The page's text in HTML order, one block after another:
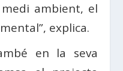
ambient, el
explica.
en la seva